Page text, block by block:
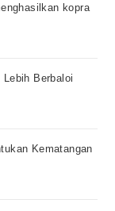
kopra
Berbaloi
Kematangan